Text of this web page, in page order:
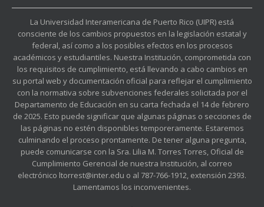
La Universidad Interamericana de Puerto Rico (UIPR) está
consciente de los cambios propuestos en la legislación estatal y
federal, así como a los posibles efectos en los procesos
académicos y estudiantiles. Nuestra Institución, comprometida con
los requisitos de cumplimiento, está llevando a cabo cambios en
su portal web y documentación oficial para reflejar el cumplimiento
con la normativa sobre subvenciones federales solicitada por el
Departamento de Educación en su carta fechada el 14 de febrero
de 2025. Esto puede significar que algunas páginas o secciones de
las páginas no estén disponibles temporeramente. Estaremos
culminando el proceso prontamente. De tener alguna pregunta,
puede comunicarse con la Sra. Lilia M. Torres Torres, Oficial de
Cumplimiento Gerencial de nuestra Institución, al correo
electrónico ltorrest@inter.edu o al 787-766-1912, extensión 2393.
Lamentamos los inconvenientes.